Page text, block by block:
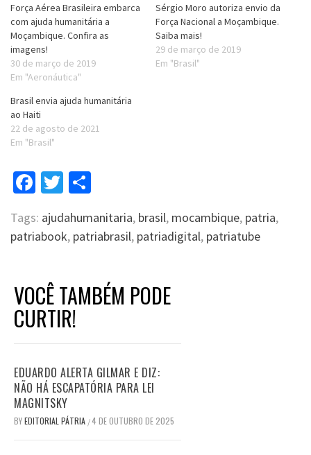
Força Aérea Brasileira embarca
com ajuda humanitária a
Moçambique. Confira as
imagens!
30 de março de 2019
Em "Aeronáutica"
Sérgio Moro autoriza envio da
Força Nacional a Moçambique.
Saiba mais!
29 de março de 2019
Em "Brasil"
Brasil envia ajuda humanitária
ao Haiti
22 de agosto de 2021
Em "Brasil"
Facebook
Twitter
Tags: ajudahumanitaria, brasil, mocambique, patria,
patriabook, patriabrasil, patriadigital, patriatube
VOCÊ TAMBÉM PODE
CURTIR!
EDUARDO ALERTA GILMAR E DIZ:
NÃO HÁ ESCAPATÓRIA PARA LEI
MAGNITSKY
BYEDITORIAL PÁTRIA /4 DE OUTUBRO DE 2025